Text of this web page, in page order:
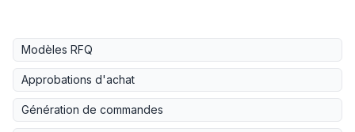
Modèles RFQ
Approbations d'achat
Génération de commandes